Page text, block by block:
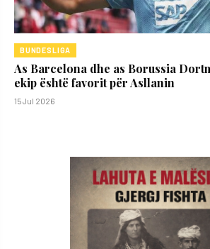
BUNDESLIGA
As Barcelona dhe as Borussia
ekip është favorit për Asllanin
15 Jul 2026